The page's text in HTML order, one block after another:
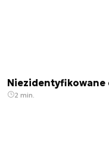
Niezidentyfikowane
2 min.